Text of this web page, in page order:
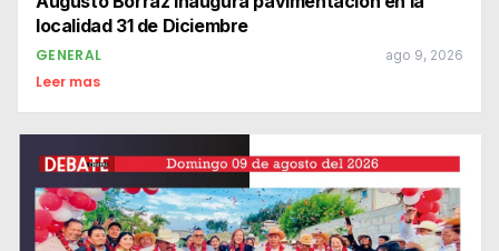
localidad 31 de Diciembre
GENERAL ago 9, 2026
Leer mas